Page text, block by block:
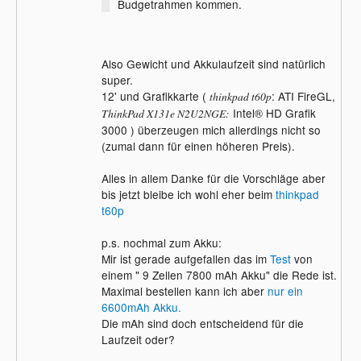
Budgetrahmen kommen.
Also Gewicht und Akkulaufzeit sind natürlich
super.
12' und Grafikkarte ( thinkpad t60p: ATI FireGL,
ThinkPad X131e N2U2NGE: Intel® HD Grafik
3000 ) überzeugen mich allerdings nicht so
(zumal dann für einen höheren Preis).
Alles in allem Danke für die Vorschläge aber
bis jetzt bleibe ich wohl eher beim thinkpad
t60p
p.s. nochmal zum Akku:
Mir ist gerade aufgefallen das im Testvon
einem " 9 Zellen 7800 mAh Akku" die Rede ist.
Maximal bestellen kann ich aber nur ein
6600mAh Akku.
Die mAh sind doch entscheidend für die
Laufzeit oder?